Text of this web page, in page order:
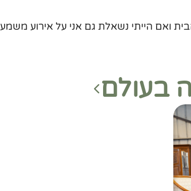
ואם הייתי נשאלת גם אני על אירוע
בעולם